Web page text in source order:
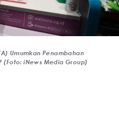
Umumkan Penambahan
(Foto: iNews Media Group)